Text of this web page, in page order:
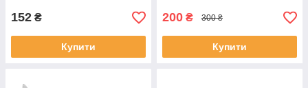
152 ₴
Купити
200 ₴ 300 ₴
Купити